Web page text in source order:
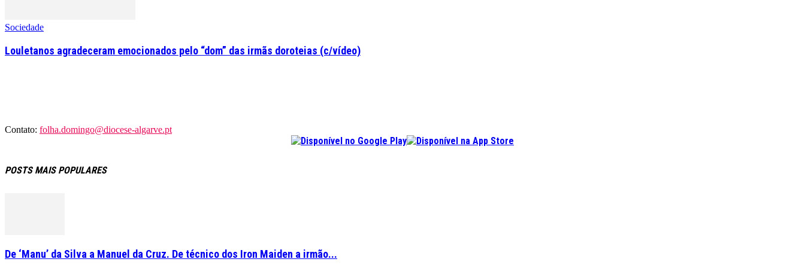
Sociedade
Louletanos agradeceram emocionados pelo “dom” das irmãs doroteias (c/vídeo)
Contato: folha.domingo@diocese-algarve.pt
POSTS MAIS POPULARES
De ‘Manu’ da Silva a Manuel da Cruz. De técnico dos Iron Maiden a irmão...